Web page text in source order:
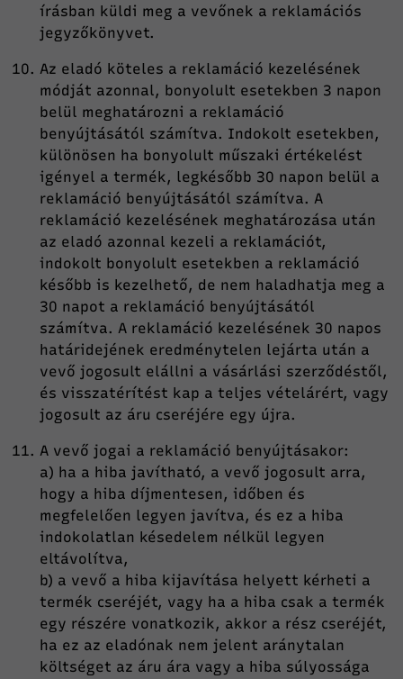
írásban küldi meg a vevőnek a reklamációs
jegyzőkönyvet.
Az eladó köteles a reklamáció kezelésének
módját azonnal, bonyolult esetekben 3 napon
belül meghatározni a reklamáció
benyújtásától számítva. Indokolt esetekben,
különösen ha bonyolult műszaki értékelést
igényel a termék, legkésőbb 30 napon belül a
reklamáció benyújtásától számítva. A
reklamáció kezelésének meghatározása után
az eladó azonnal kezeli a reklamációt,
indokolt bonyolult esetekben a reklamáció
később is kezelhető, de nem haladhatja meg a
30 napot a reklamáció benyújtásától
számítva. A reklamáció kezelésének 30 napos
határidejének eredménytelen lejárta után a
vevő jogosult elállni a vásárlási szerződéstől,
és visszatérítést kap a teljes vételárért, vagy
jogosult az áru cseréjére egy újra.
A vevő jogai a reklamáció benyújtásakor:
a) ha a hiba javítható, a vevő jogosult arra,
hogy a hiba díjmentesen, időben és
megfelelően legyen javítva, és ez a hiba
indokolatlan késedelem nélkül legyen
eltávolítva,
b) a vevő a hiba kijavítása helyett kérheti a
termék cseréjét, vagy ha a hiba csak a termék
egy részére vonatkozik, akkor a rész cseréjét,
ha ez az eladónak nem jelent aránytalan
költséget az áru ára vagy a hiba súlyossága